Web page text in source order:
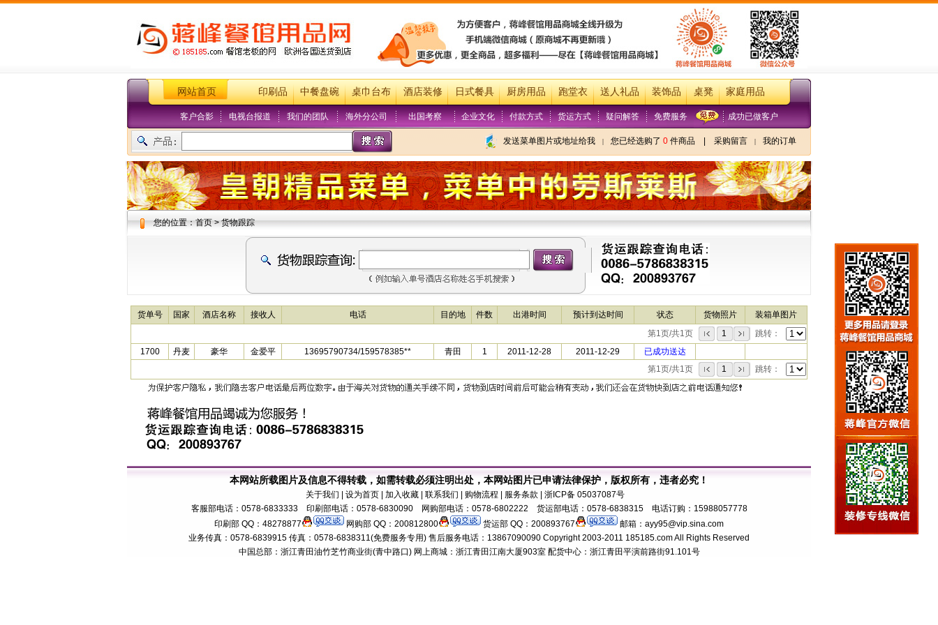
网站首页 印刷品 中餐盘碗 桌巾台布 酒店装修 日式餐具 厨房用品 跑堂衣 送人礼品 装饰品 桌凳 家庭用品
客户合影 电视台报道 我们的团队 海外分公司 出国考察 企业文化 付款方式 货运方式 疑问解答 免费服务 成功已做客户
发送菜单图片或地址给我 | 您已经选购了 0 件商品 采购留言 | 我的订单
您的位置：首页 > 货物跟踪
货单号 国家 酒店名称 接收人 电话 目的地 件数 出港时间 预计到达时间 状态 货物照片
装箱单图片
第1页/共1页
1
跳转：
1700
丹麦 豪华 金爱平 13695790734/159578385** 青田 1 2011-12-28 2011-12-29
已成功送达
第1页/共1页
1 跳转：
本网站所载图片及信息不得转载，如需转载必须注明出处，本网站图片已申请法律保护，版权所有，违者必究！
关于我们 | 设为首页 | 加入收藏 | 联系我们 | 购物流程 | 服务条款 | 浙ICP备 05037087号
客服部电话：0578-6833333 印刷部电话：0578-6830090 网购部电话：0578-6802222 货运部电话：0578-6838315 电话订购：15988057778
印刷部 QQ：48278877
网购部 QQ：200812800 货运部 QQ：200893767
邮箱：ayy95@vip.sina.com
业务传真：0578-6839915 传真：0578-6838311(免费服务专用) 售后服务电话：13867090090 Copyright 2003-2011 185185.com All Rights Reserved
中国总部：浙江青田油竹芝竹商业街(青中路口) 网上商城：浙江青田江南大厦903室 配货中心：浙江青田平演前路街91.101号